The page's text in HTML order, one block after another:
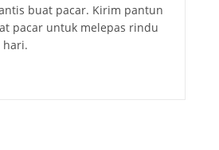
buat pacar. Kirim pantun
pacar untuk melepas rindu
hari.